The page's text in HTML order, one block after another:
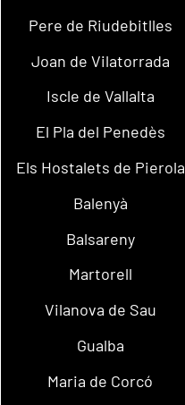
Pere de Riudebitlles
Joan de Vilatorrada
Iscle de Vallalta
El Pla del Penedès
Els Hostalets de Pierola
Balenyà
Balsareny
Martorell
Vilanova de Sau
Gualba
Maria de Corcó